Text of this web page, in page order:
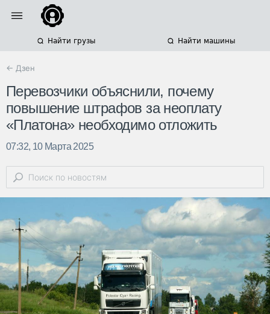
Найти грузы Найти машины
← Дзен
Перевозчики объяснили, почему
повышение штрафов за неоплату
«Платона» необходимо отложить
07:32, 10 Марта 2025